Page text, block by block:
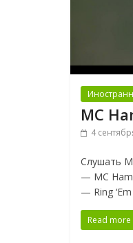
MC
4
Слушать
— MC
— Ring ‘Em
Read more